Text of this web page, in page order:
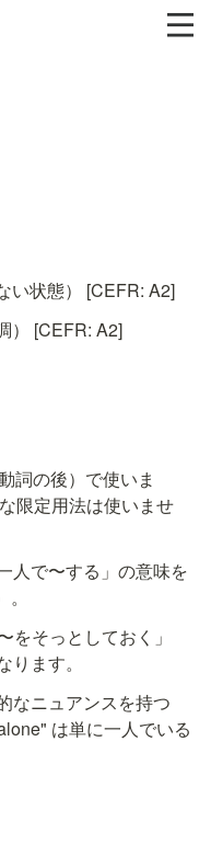
い状態） [CEFR: A2]
） [CEFR: A2]
詞の後）で使いま
限定用法は使いませ
人で〜する」の意味を
をそっとしておく」
ります。
なニュアンスを持つ
は単に一人でいる